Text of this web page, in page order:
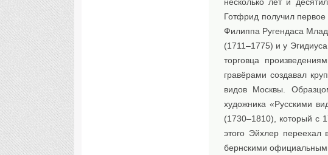
несколько лет и
Готфрид получил первое
Филиппа Ругендаса
(1711–1775) и у
торговца
гравёрами создавал
видов Москвы.
художника «Русскими
(1730–1810), который с
этого Эйхлер
бернскими